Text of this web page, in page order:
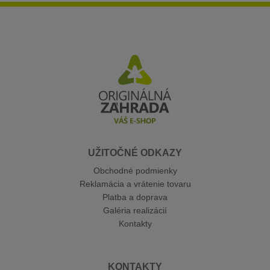
UŽITOČNÉ ODKAZY
Obchodné podmienky
Reklamácia a vrátenie tovaru
Platba a doprava
Galéria realizácií
Kontakty
KONTAKTY